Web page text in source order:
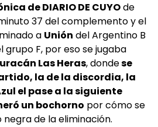
de DIARIO DE CUYOde
37 del complemento y el
a Unión del Argentino B
F, por eso se jugaba
Las Heras, dondese
la de la discordia, la
el pase a la siguiente
un bochorno por cómo se
de la eliminación.